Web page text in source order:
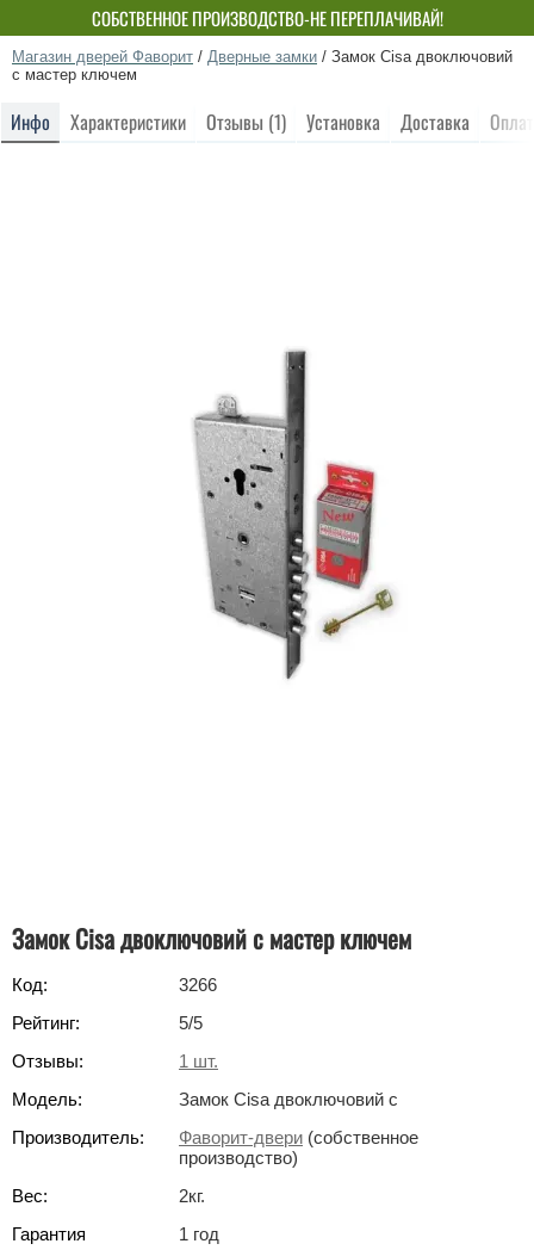
СОБСТВЕННОЕ ПРОИЗВОДСТВО-НЕ ПЕРЕПЛАЧИВАЙ!
Магазин дверей Фаворит / Дверные замки / Замок Cisa двоключовий
с мастер ключем
Инфо Характеристики Отзывы (1) Установка Доставка
Замок Cisa двоключовий с мастер ключем
Код:
3266
Рейтинг:
5/5
Отзывы:
1 шт.
Модель:
Замок Cisa двоключовий с
Производитель:
Фаворит-двери (собственное
производство)
Вес:
2кг.
Гарантия
1 год